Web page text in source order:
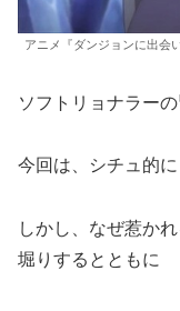
アニメ『ダンジョンに出会
ソフトリョナラー
今回は、シチュ的
しかし、なぜ惹か
堀りするとともに